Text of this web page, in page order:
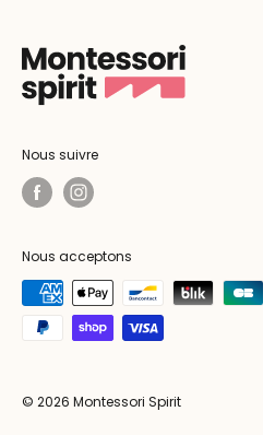
Nous suivre
Nous acceptons
© 2026 Montessori Spirit